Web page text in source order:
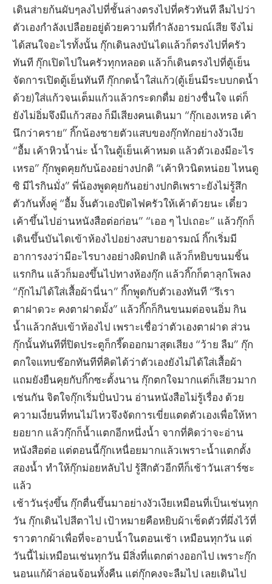
เดินส่ายก้นผับๆลงไปที่ชั้นล่างตรงไปที่ครัวทันที ลืมไปว่า
ตัวเองกำลังเปลือยอยู่ด้วยความที่กำลังอารมณ์เสีย จึงไม่
ได้สนใจอะไรทั้งนั้น กุ๊กเดินลงบันไดแล้วก็ตรงไปที่ครัว
ทันที กุ๊กเปิดไปในครัวทุกหลอด แล้วก็เดินตรงไปที่ตู้เย็น
จัดการเปิดตู้เย็นทันที กุ๊กกดน้ำใส่แก้ว(ตู้เย็นมีระบบกดน้ำ
ด้วย)ใส่แก้วจนเต็มแก้วแล้วกระดกดื่ม อย่างชื่นใจ แต่ก็
ยังไม่อิ่มจึงมีแก้วสอง ก็มีเสียงคนเดินมา “กุ๊กเองเหรอ เค้า
นึกว่าคราย” กิ๊กน้องชายตัวแสบของกุ๊กทักอย่างงัวเงีย
“อื้ม เค้าหิวน้ำน่ะ น้ำในตู้เย็นเค้าหมด แล้วตัวเองมีอะไร
เหรอ” กุ๊กพูดคุยกับน้องอย่างปกติ “เค้าหิวนิดหน่อย ไหนดู
ซิ มีไรกินมั่ง” พี่น้องพูดคุยกันอย่างปกติเพราะยังไม่รู้สึก
ตัวกันทั้งคู่ “อื้ม งั้นตัวเองปิดไฟครัวให้เค้าด้วยนะ เดี๋ยว
เค้าขึ้นไปอ่านหนังสือต่อก่อน” “เออ ๆ ไปเถอะ” แล้วกุ๊กก็
เดินขึ้นบันไดเข้าห้องไปอย่างสบายอารมณ์ กิ๊กเริ่มมี
อาการงงว่ามีอะไรบางอย่างผิดปกติ แล้วก็หยิบขนมชิ้น
แรกกิน แล้วก็มองขึ้นไปทางห้องกุ๊ก แล้วกิ๊กก็ตาลุกโพลง
“กุ๊กไม่ได้ใส่เสื้อผ้านี่นา” กิ๊กพูดกับตัวเองทันที “รึเรา
ตาฝาดวะ คงตาฝาดมั้ง” แล้วกิ๊กก็กินขนมต่อจนอิ่ม กิน
น้ำแล้วกลับเข้าห้องไป เพราะเชื่อว่าตัวเองตาฝาด ส่วน
กุ๊กนั้นทันทีที่ปิดประตูก็กรี๊ดออกมาสุดเสียง “ว้าย ลืม” กุ๊ก
ตกใจแทบช๊อกทันทีที่คิดได้ว่าตัวเองยังไม่ได้ใส่เสื้อผ้า
แถมยังยืนคุยกับกิ๊กซะตั้งนาน กุ๊กตกใจมากแต่ก็เสียวมาก
เช่นกัน จิตใจกุ๊กเริ่มปั่นป่วน อ่านหนังสือไม่รู้เรื่อง ด้วย
ความเงี่ยนที่ทนไม่ไหวจึงจัดการเขี่ยแตดตัวเองเพื่อให้หา
ยอยาก แล้วกุ๊กก็น้ำแตกอีกหนึ่งน้ำ จากที่คิดว่าจะอ่าน
หนังสือต่อ แต่ตอนนี้กุ๊กเหนื่อยมากแล้วเพราะน้ำแตกตั้ง
สองน้ำ ทำให้กุ๊กม่อยหลับไป รู้สึกตัวอีกทีก็เช้าวันเสาร์ซะ
แล้ว
เช้าวันรุ่งขึ้น กุ๊กตื่นขึ้นมาอย่างงัวเงียเหมือนที่เป็นเช่นทุก
วัน กุ๊กเดินไปสีตาไป เป้าหมายคือหยิบผ้าเช็ดตัวที่ผึ่งไว้ที่
ราวตากผ้าเพื่อที่จะอาบน้ำในตอนเช้า เหมือนทุกวัน แต่
วันนี้ไม่เหมือนเช่นทุกวัน มีสิ่งที่แตกต่างออกไป เพราะกุ๊ก
นอนแก้ผ้าล่อนจ้อนทั้งคืน แต่กุ๊กคงจะลืมไป เลยเดินไป